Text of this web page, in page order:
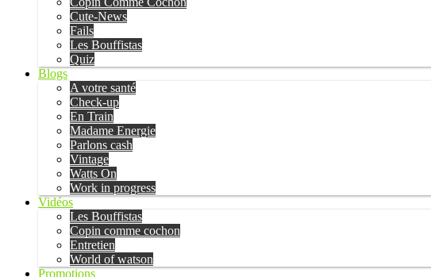
Cute-News
Fails
Les Bouffistas
Quiz
Blogs
A votre santé
Check-up
En Train
Madame Energie
Parlons cash
Vintage
Watts On
Work in progress
Vidéos
Les Bouffistas
Copin comme cochon
Entretien
World of watson
Promotions